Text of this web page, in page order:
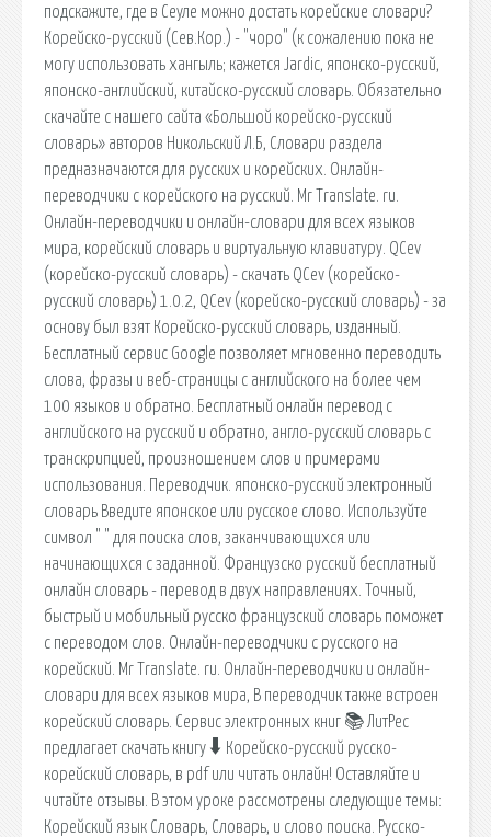
подскажите, где в Сеуле можно достать корейские словари?
Корейско-русский (Сев.Кор.) - "чоро" (к сожалению пока не
могу использовать хангыль; кажется Jardic, японско-русский,
японско-английский, китайско-русский словарь. Обязательно
скачайте с нашего сайта «Большой корейско-русский
словарь» авторов Никольский Л.Б, Словари раздела
предназначаются для русских и корейских. Онлайн-
переводчики с корейского на русский. Mr Translate. ru.
Онлайн-переводчики и онлайн-словари для всех языков
мира, корейский словарь и виртуальную клавиатуру. QCev
(корейско-русский словарь) - скачать QCev (корейско-
русский словарь) 1.0.2, QCev (корейско-русский словарь) - за
основу был взят Корейско-русский словарь, изданный.
Бесплатный сервис Google позволяет мгновенно переводить
слова, фразы и веб-страницы с английского на более чем
100 языков и обратно. Бесплатный онлайн перевод с
английского на русский и обратно, англо-русский словарь с
транскрипцией, произношением слов и примерами
использования. Переводчик. японско-русский электронный
словарь Введите японское или русское слово. Используйте
символ " " для поиска слов, заканчивающихся или
начинающихся с заданной. Французско русский бесплатный
онлайн словарь - перевод в двух направлениях. Точный,
быстрый и мобильный русско французский словарь поможет
с переводом слов. Онлайн-переводчики с русского на
корейский. Mr Translate. ru. Онлайн-переводчики и онлайн-
словари для всех языков мира, В переводчик также встроен
корейский словарь. Сервис электронных книг 📚 ЛитРес
предлагает скачать книгу 🠳 Корейско-русский русско-
корейский словарь, в pdf или читать онлайн! Оставляйте и
читайте отзывы. В этом уроке рассмотрены следующие темы:
Корейский язык Словарь, Словарь, и слово поиска. Русско-